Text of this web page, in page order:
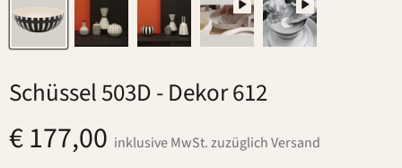
Schüssel 503D- Dekor 612
€ 177,00 inklusive MwSt. zuzüglich Versand